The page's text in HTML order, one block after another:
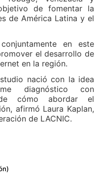
de fomentar la
de América Latina y el
en este
el desarrollo de
en la región.
nació con la idea
diagnóstico con
de cómo abordar el
afirmó Laura Kaplan,
de LACNIC.